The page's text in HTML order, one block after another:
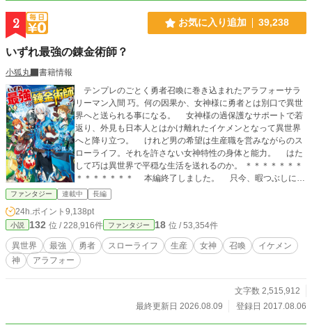
2 お気に入り追加 39,238
いずれ最強の錬金術師？
小狐丸
書籍情報
テンプレのごとく勇者召喚に巻き込まれたアラフォーサラ
リーマン入間 巧。何の因果か、女神様に勇者とは別口で異世
界へと送られる事になる。 女神様の過保護なサポートで若
返り、外見も日本人とはかけ離れたイケメンとなって異世界
へと降り立つ。 けれど男の希望は生産職を営みながらのス
ローライフ。それを許さない女神特性の身体と能力。 はた
して巧は異世界で平穏な生活を送れるのか。 ＊＊＊＊＊＊＊
＊＊＊＊＊＊＊ 本編終了しました。 只今、暇つぶしに蛇
足をツラツラ書き殴っています。 お暇でしたらどうぞ。
書籍版一巻〜七巻発売中です。 コミック版一巻〜二巻発売
中です。 よろしくお願いします。 ＊＊＊＊＊＊＊＊＊＊＊
＊＊＊
ファンタジー 連載中 長編
24h.ポイント 9,138pt
小説 132 位 / 228,916件 ファンタジー 18 位 / 53,354件
異世界 最強 勇者 スローライフ 生産 女神 召喚
イケメン
神
アラフォー
文字数 2,515,912
最終更新日 2026.08.09
登録日 2017.08.06